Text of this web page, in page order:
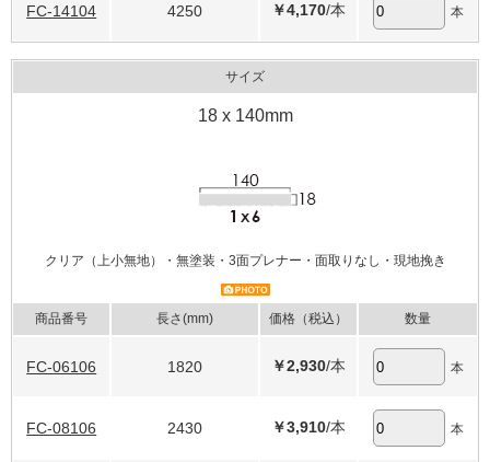
FC-14104 4250 ￥4,170/本 本
サイズ
18 x 140mm
クリア（上小無地）・無塗装・3面プレナー・面取りなし・現地挽き
商品番号 長さ(mm) 価格（税込） 数量
FC-06106 1820 ￥2,930/本 本
FC-08106 2430 ￥3,910/本 本